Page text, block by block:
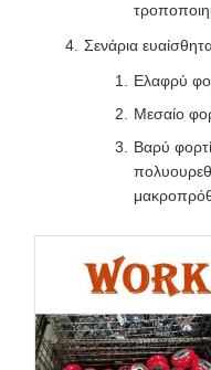
Σενάρια
Ελαφρύ
Μεσαίο
Βαρύ